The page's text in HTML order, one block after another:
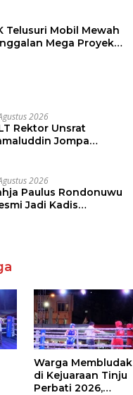
Telusuri Mobil Mewah
Mega Proyek
2026
Rektor Unsrat
Jompa
Kondusif
2026
Paulus Rondonuwu
Jadi Kadis
Warga Membludak
di Kejuaraan Tinju
Perbati 2026,